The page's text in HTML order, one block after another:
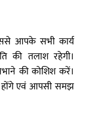
आपके सभी कार्य
की तलाश रहेगी।
की कोशिश करें।
एवं आपसी समझ